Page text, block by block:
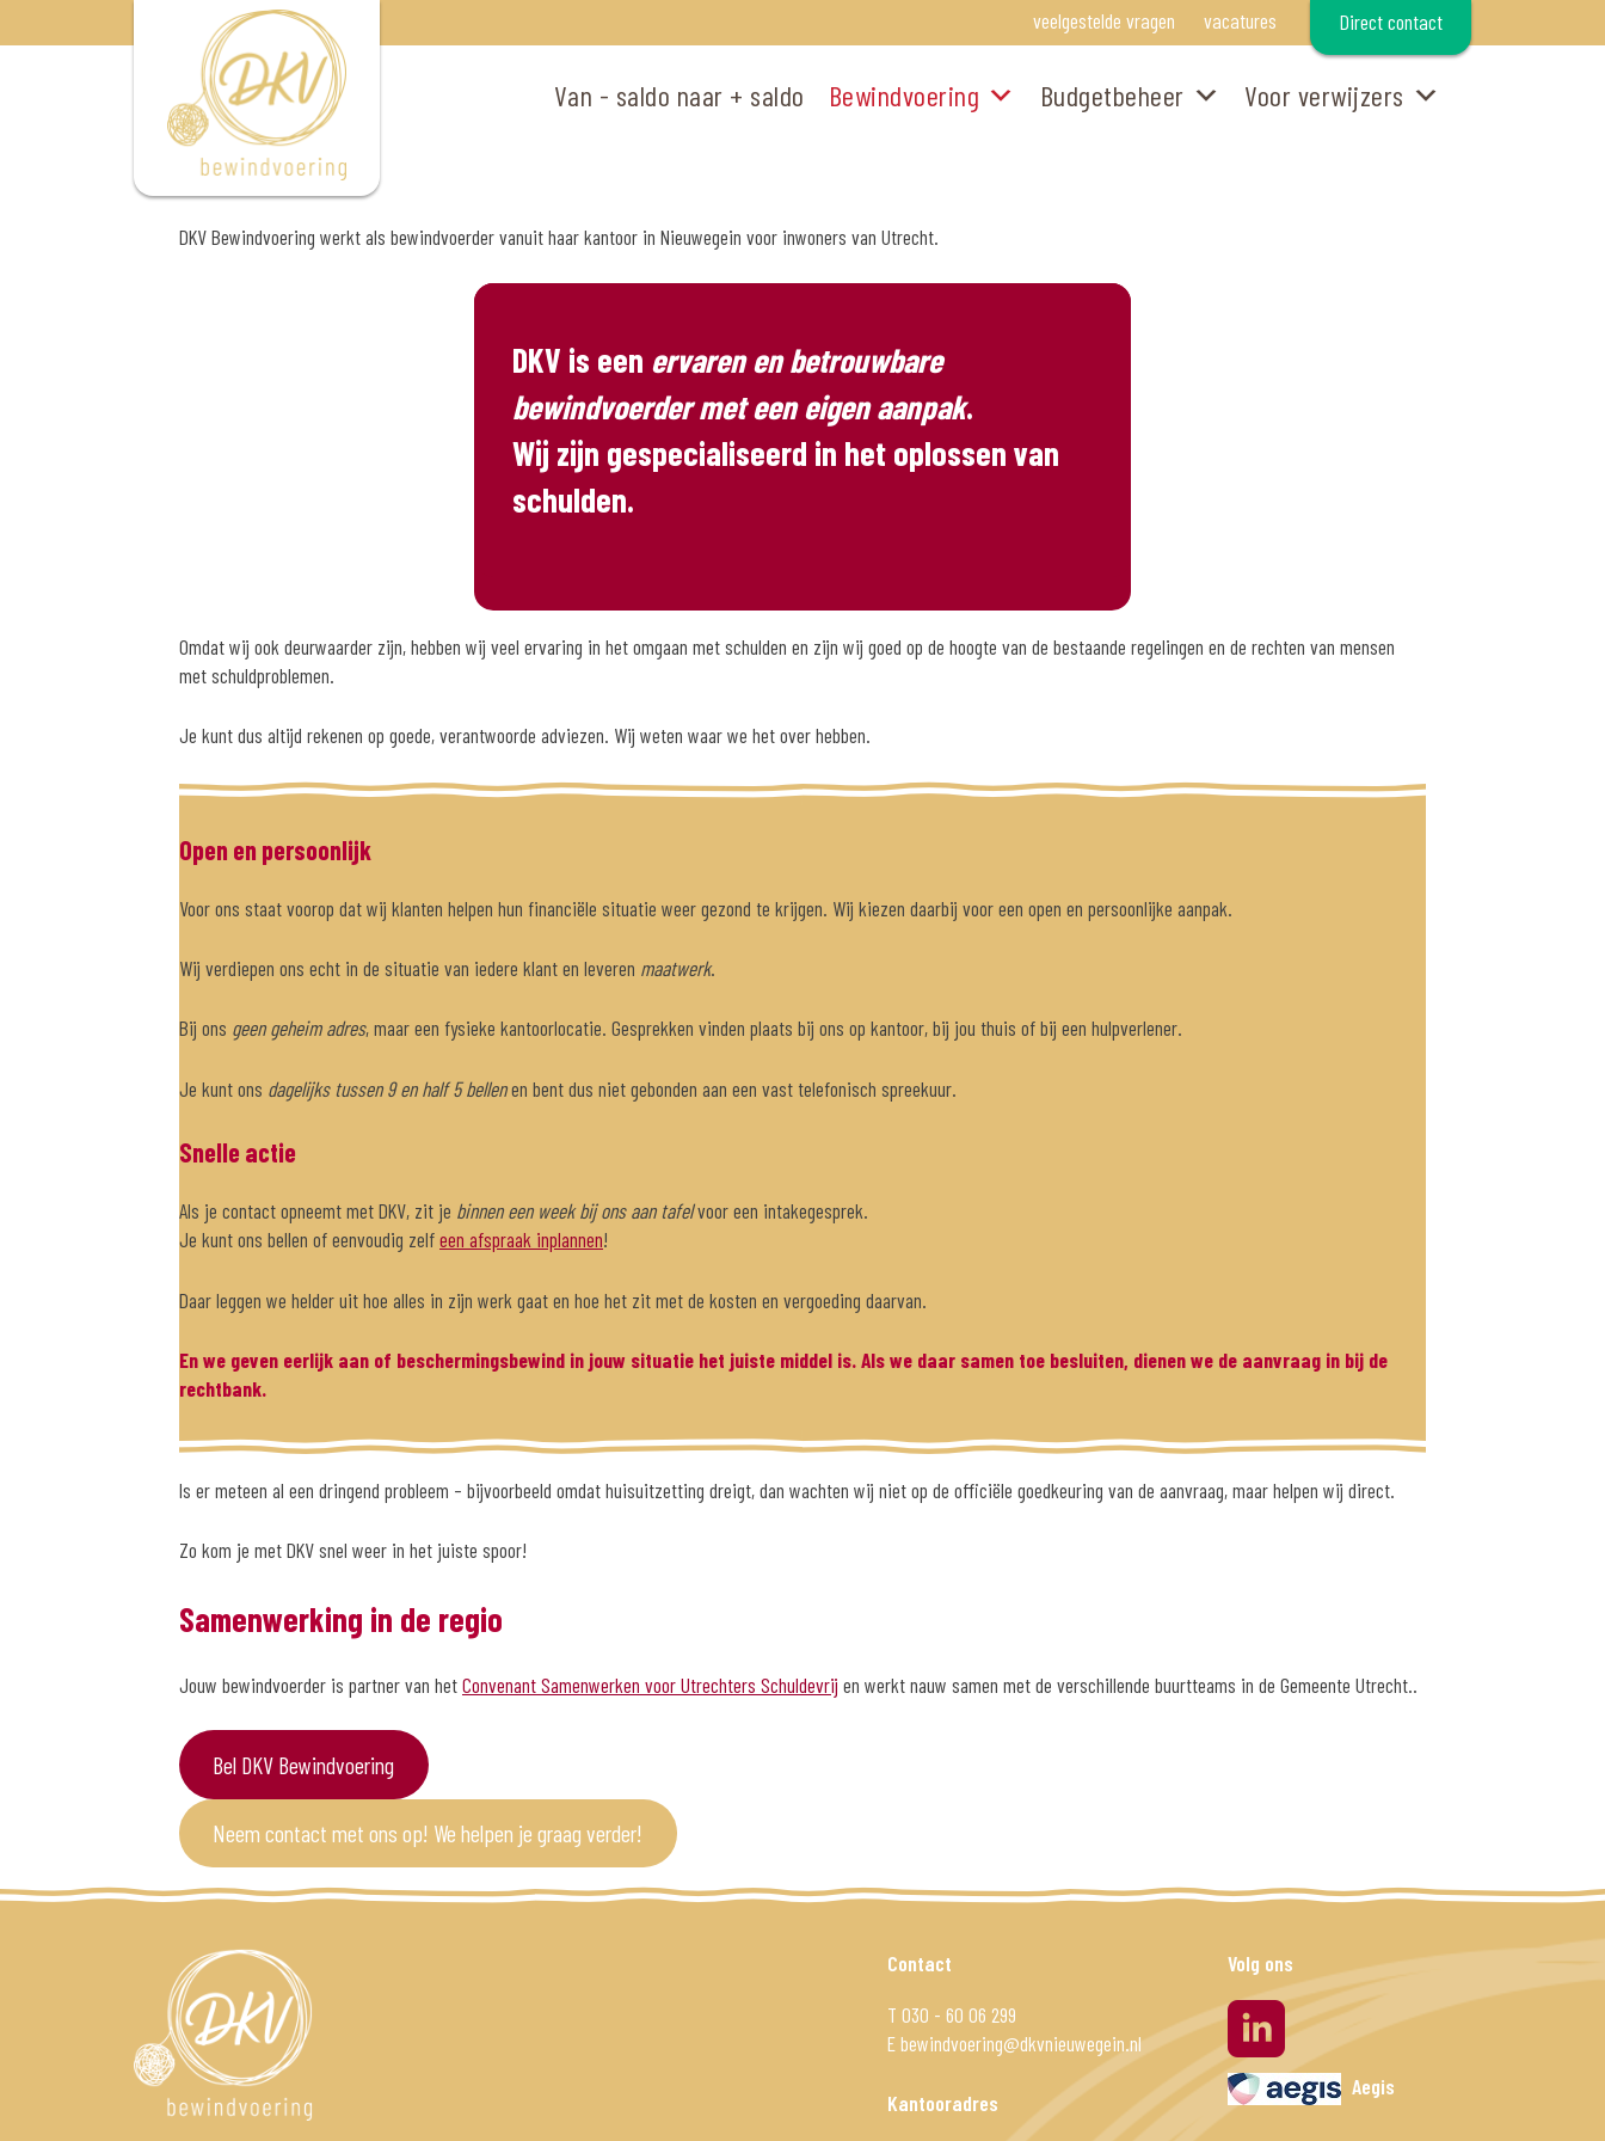
to
veelgestelde vragen vacatures Direct contact
Van - saldo naar + saldo Bewindvoering Budgetbeheer Voor verwijzers
DKV Bewindvoering werkt als bewindvoerder vanuit haar kantoor in Nieuwegein voor inwoners van Utrecht.
DKV is een ervaren en betrouwbare
bewindvoerder met een eigen aanpak.
Wij zijn gespecialiseerd in het oplossen van
schulden.
Omdat wij ook deurwaarder zijn, hebben wij veel ervaring in het omgaan met schulden en zijn wij goed op de hoogte van de bestaande regelingen en de rechten van mensen
met schuldproblemen.
Je kunt dus altijd rekenen op goede, verantwoorde adviezen. Wij weten waar we het over hebben.
Open en persoonlijk
Voor ons staat voorop dat wij klanten helpen hun financiële situatie weer gezond te krijgen. Wij kiezen daarbij voor een open en persoonlijke aanpak.
Wij verdiepen ons echt in de situatie van iedere klant en leveren maatwerk.
Bij ons geen geheim adres, maar een fysieke kantoorlocatie. Gesprekken vinden plaats bij ons op kantoor, bij jou thuis of bij een hulpverlener.
Je kunt ons dagelijks tussen 9 en half 5 bellenen bent dus niet gebonden aan een vast telefonisch spreekuur.
Snelle actie
Als je contact opneemt met DKV, zit je binnen een week bij ons aan tafelvoor een intakegesprek.
Je kunt ons bellen of eenvoudig zelfeen afspraak inplannen!
Daar leggen we helder uit hoe alles in zijn werk gaat en hoe het zit met de kosten en vergoeding daarvan.
En we geven eerlijk aan of beschermingsbewind in jouw situatie het juiste middel is. Als we daar samen toe besluiten, dienen we de aanvraag in bij de
rechtbank.
Is er meteen al een dringend probleem – bijvoorbeeld omdat huisuitzetting dreigt, dan wachten wij niet op de officiële goedkeuring van de aanvraag, maar helpen wij direct.
Zo kom je met DKV snel weer in het juiste spoor!
Samenwerking in de regio
Jouw bewindvoerder is partner van hetConvenant Samenwerken voor Utrechters Schuldevrij en werkt nauw samen met de verschillende buurtteams in de Gemeente Utrecht..
Bel DKV Bewindvoering
Neem contact met ons op! We helpen je graag verder!
Contact
T 030 - 60 06 299
Ebewindvoering@dkvnieuwegein.nl
Kantooradres
Volg ons
linkedin
Aegis